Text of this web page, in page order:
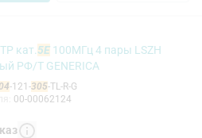
кат. 5E 100МГц 4 пары LSZH
РФ/Т GENERICA
-121-305-TL-R-G
00-00062124